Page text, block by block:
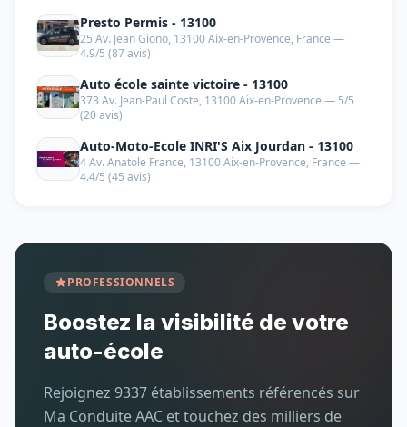
Presto Permis - 13100
25 Av. Jean Giono, 13100 Aix-en-Provence, France —
4.9/5 (87 avis)
Auto école sainte victoire - 13100
373 Av. Jean-Paul Coste, 13100 Aix-en-Provence — 5/5
(20 avis)
Auto-Moto-Ecole INRI'S Aix Jourdan - 13100
4 Av. Anatole France, 13100 Aix-en-Provence, France —
4.4/5 (45 avis)
PROFESSIONNELS
Boostez la visibilité de votre
auto-école
Rejoignez 9337 établissements référencés sur
Ma Conduite AAC et touchez des milliers de